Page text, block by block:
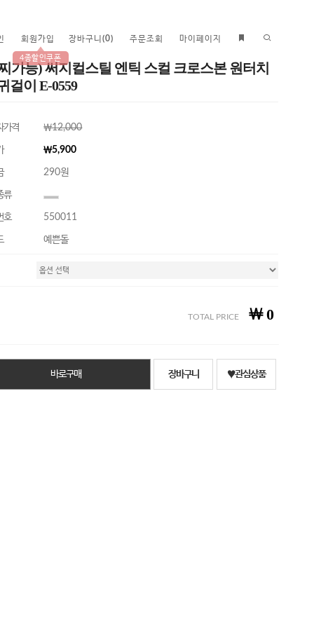
회원가입
4종할인쿠폰
장바구니 (0) 주문조회 마이페이지
가능) 써지컬스틸 엔틱 스컬 크로스본 원터치
걸이 E-0559
가격 ￦12,000
￦5,900
290원
류
호 550011
예쁜돌
TOTAL PRICE ￦0
바로구매 장바구니 ♥관심상품